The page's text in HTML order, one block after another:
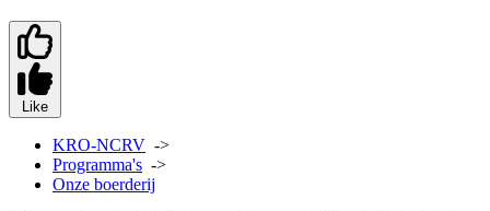
Like
KRO-NCRV ->
Programma's ->
Onze boerderij